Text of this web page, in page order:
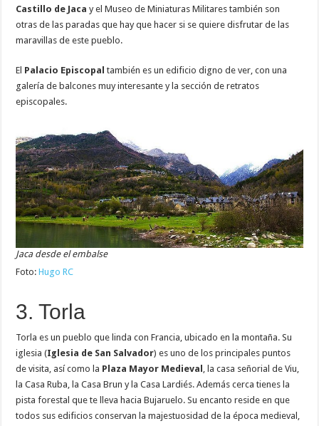
Castillo de Jaca y el Museo de Miniaturas Militares también son
otras de las paradas que hay que hacer si se quiere disfrutar de las
maravillas de este pueblo.
El Palacio Episcopal también es un edificio digno de ver, con una
galería de balcones muy interesante y la sección de retratos
episcopales.
Jaca desde el embalse
Foto:Hugo RC
3. Torla
Torla es un pueblo que linda con Francia, ubicado en la montaña. Su
iglesia (Iglesia de San Salvador) es uno de los principales puntos
de visita, así como la Plaza Mayor Medieval , la casa señorial de Viu,
la Casa Ruba, la Casa Brun y la Casa Lardiés. Además cerca tienes la
pista forestal que te lleva hacia Bujaruelo. Su encanto reside en que
todos sus edificios conservan la majestuosidad de la época medieval,